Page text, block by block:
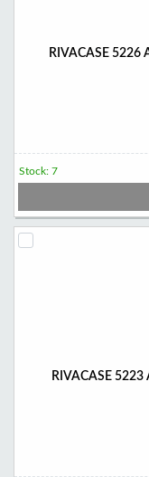
RIVACASE 5226
Stock: 7
RIVACASE